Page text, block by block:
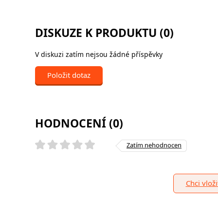
DISKUZE K PRODUKTU (0)
V diskuzi zatím nejsou žádné příspěvky
Položit dotaz
HODNOCENÍ (0)
Zatím nehodnocen
Chci